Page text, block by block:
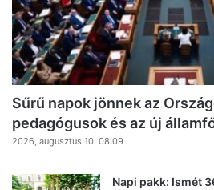
Sűrű napok jönnek az
pedagógusok és az új
2026, augusztus 10. 08:09
Napi pakk: Ismét